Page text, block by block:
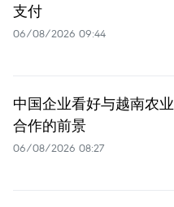
支付
06/08/2026 09:44
中国企业看好与越南农
合作的前景
06/08/2026 08:27